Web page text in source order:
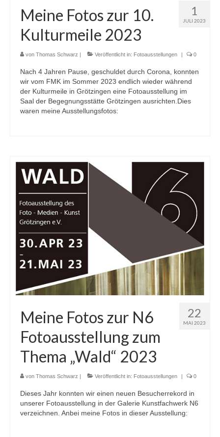
1
JULI 2023
Meine Fotos zur 10.
Kulturmeile 2023
von Thomas Schwarz | Veröffentlicht in: Fotoausstellungen | 0
Nach 4 Jahren Pause, geschuldet durch Corona, konnten
wir vom FMK im Sommer 2023 endlich wieder während
der Kulturmeile in Grötzingen eine Fotoausstellung im
Saal der Begegnungsstätte Grötzingen ausrichten.Dies
waren meine Ausstellungsfotos:
22
MAI 2023
Meine Fotos zur N6
Fotoausstellung zum
Thema „Wald“ 2023
von Thomas Schwarz Veröffentlicht in: Fotoausstellungen 0
Dieses Jahr konnten wir einen neuen Besucherrekord in
unserer Fotoausstellung in der Galerie Kunstfachwerk N6
verzeichnen. Anbei meine Fotos in dieser Ausstellung: